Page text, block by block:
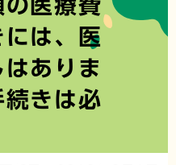
の医療費
は、医
ありま
続きは必